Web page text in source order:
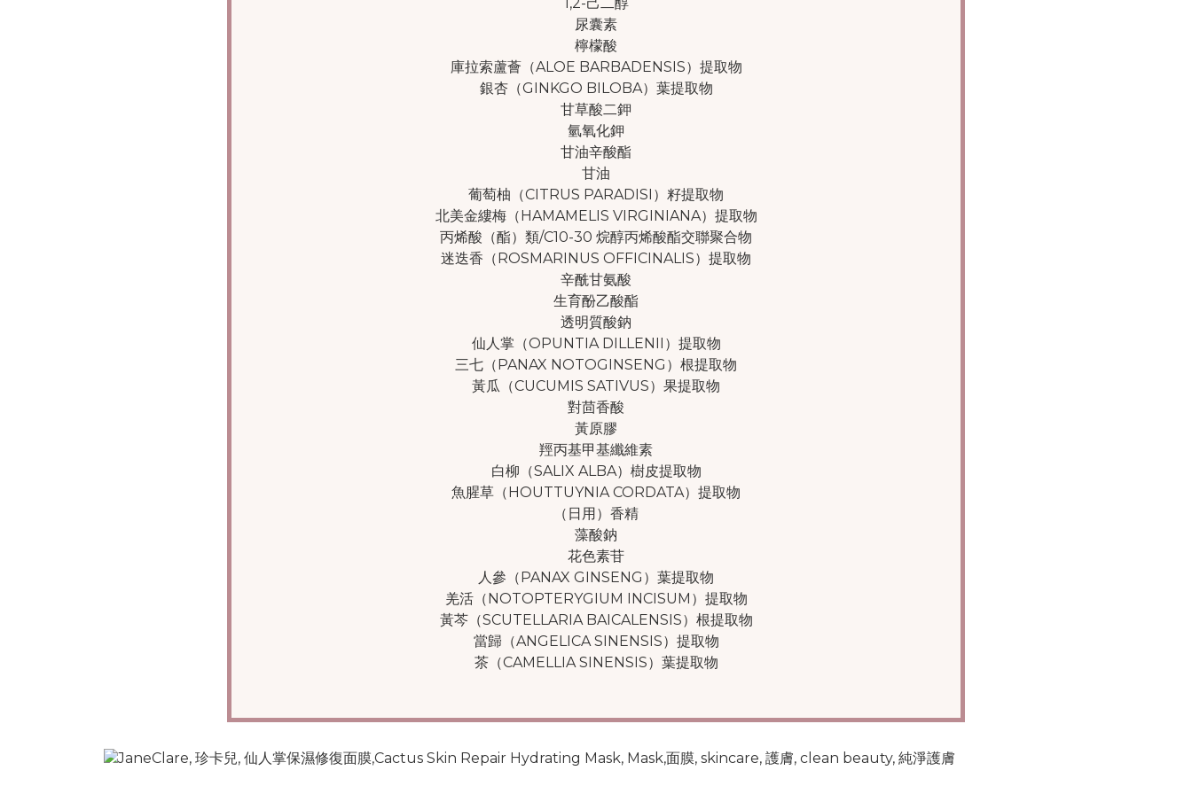
尿囊素
檸檬酸
庫拉索蘆薈（ALOE BARBADENSIS）提取物
銀杏（GINKGO BILOBA）葉提取物
甘草酸二鉀
氫氧化鉀
甘油辛酸酯
甘油
葡萄柚（CITRUS PARADISI）籽提取物
北美金縷梅（HAMAMELIS VIRGINIANA）提取物
丙烯酸（酯）類/C10-30 烷醇丙烯酸酯交聯聚合物
迷迭香（ROSMARINUS OFFICINALIS）提取物
辛酰甘氨酸
生育酚乙酸酯
透明質酸鈉
仙人掌（OPUNTIA DILLENII）提取物
三七（PANAX NOTOGINSENG）根提取物
黃瓜（CUCUMIS SATIVUS）果提取物
對茴香酸
黃原膠
羥丙基甲基纖維素
白柳（SALIX ALBA）樹皮提取物
魚腥草（HOUTTUYNIA CORDATA）提取物
（日用）香精
藻酸鈉
花色素苷
人參（PANAX GINSENG）葉提取物
羌活（NOTOPTERYGIUM INCISUM）提取物
黃芩（SCUTELLARIA BAICALENSIS）根提取物
當歸（ANGELICA SINENSIS）提取物
茶（CAMELLIA SINENSIS）葉提取物